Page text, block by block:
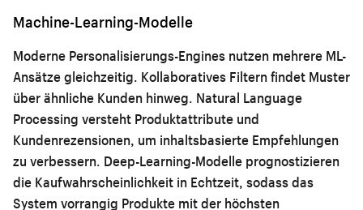
Machine-Learning-Modelle
Moderne Personalisierungs-Engines nutzen mehrere ML-
Ansätze gleichzeitig. Kollaboratives Filtern findet Muster
über ähnliche Kunden hinweg. Natural Language
Processing versteht Produktattribute und
Kundenrezensionen, um inhaltsbasierte Empfehlungen
zu verbessern. Deep-Learning-Modelle prognostizieren
die Kaufwahrscheinlichkeit in Echtzeit, sodass das
System vorrangig Produkte mit der höchsten